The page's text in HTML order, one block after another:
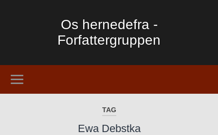
Os hernedefra -
Forfattergruppen
TAG
Ewa Debstka